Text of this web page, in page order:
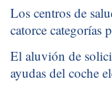
Los centros de
catorce categorías
El aluvión de
ayudas del coche